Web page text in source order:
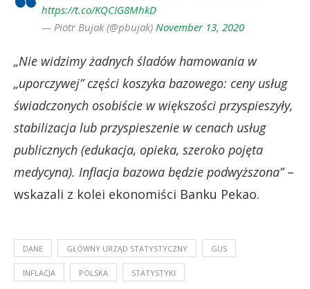
https://t.co/KQCIG8MhkD
— Piotr Bujak (@pbujak) November 13, 2020
„Nie widzimy żadnych śladów hamowania w
„uporczywej” części koszyka bazowego: ceny usług
świadczonych osobiście w większości przyspieszyły,
stabilizacja lub przyspieszenie w cenach usług
publicznych (edukacja, opieka, szeroko pojęta
medycyna). Inflacja bazowa będzie podwyższona”–
wskazali z kolei ekonomiści Banku Pekao.
DANE GŁÓWNY URZĄD STATYSTYCZNY GUS
INFLACJA POLSKA STATYSTYKI